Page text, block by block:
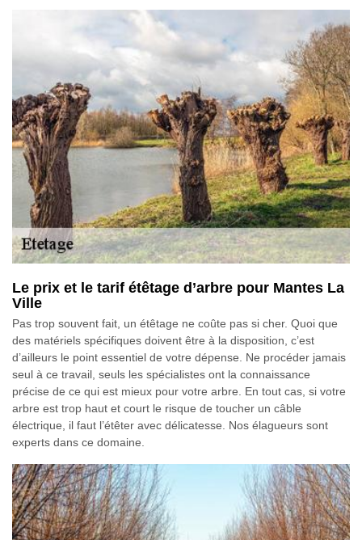
Le prix et le tarif étêtage d’arbre pour Mantes La
Ville
Pas trop souvent fait, un étêtage ne coûte pas si cher. Quoi que
des matériels spécifiques doivent être à la disposition, c’est
d’ailleurs le point essentiel de votre dépense. Ne procéder jamais
seul à ce travail, seuls les spécialistes ont la connaissance
précise de ce qui est mieux pour votre arbre. En tout cas, si votre
arbre est trop haut et court le risque de toucher un câble
électrique, il faut l’étêter avec délicatesse. Nos élagueurs sont
experts dans ce domaine.